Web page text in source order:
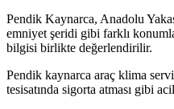
Pendik Kaynarca, Anadolu
emniyet şeridi gibi farklı
bilgisi birlikte değerlendirilir.
Pendik kaynarca araç klima
tesisatında sigorta atması gibi